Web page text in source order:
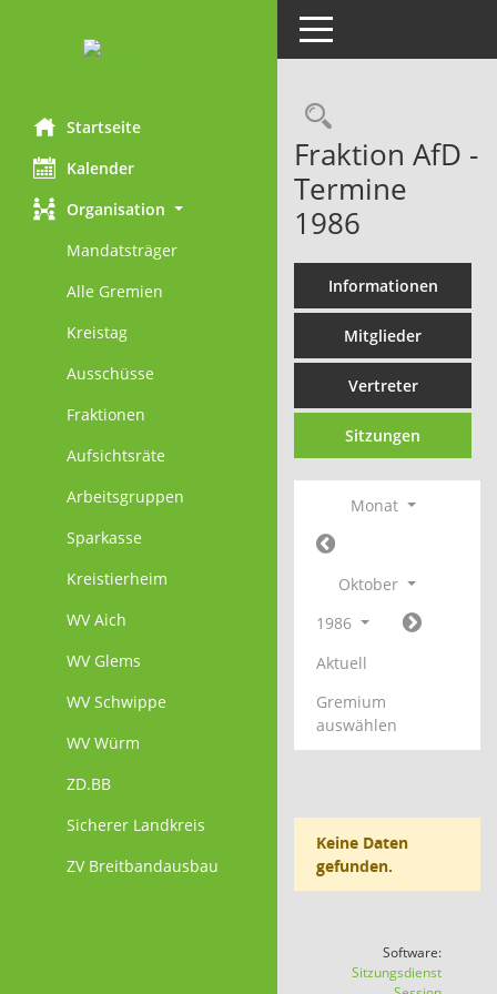
Startseite
Kalender
Organisation
Mandatsträger
Alle Gremien
Kreistag
Ausschüsse
Fraktionen
Aufsichtsräte
Arbeitsgruppen
Sparkasse
Kreistierheim
WV Aich
WV Glems
WV Schwippe
WV Würm
ZD.BB
Sicherer Landkreis
ZV Breitbandausbau
Toggle navigation
Fraktion AfD -
Termine
1986
Informationen
Mitglieder
Vertreter
Sitzungen
Monat
Oktober
1986
Aktuell
Gremium
auswählen
Keine Daten
gefunden.
Software:
Sitzungsdienst